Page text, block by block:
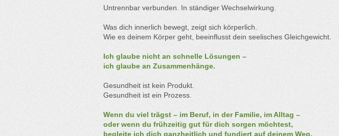
Untrennbar verbunden. In ständiger Wechselwirkung.
Was dich innerlich bewegt, zeigt sich körperlich.
Wie es deinem Körper geht, beeinflusst dein seelisches Gleichgewicht.
Ich glaube nicht an schnelle Lösungen –
ich glaube an Zusammenhänge.
Gesundheit ist kein Produkt.
Gesundheit ist ein Prozess.
Wenn du viel trägst – im Beruf, in der Familie, im Alltag –
oder wenn du frühzeitig gut für dich sorgen möchtest,
begleite ich dich ganzheitlich und fundiert auf deinem Weg.